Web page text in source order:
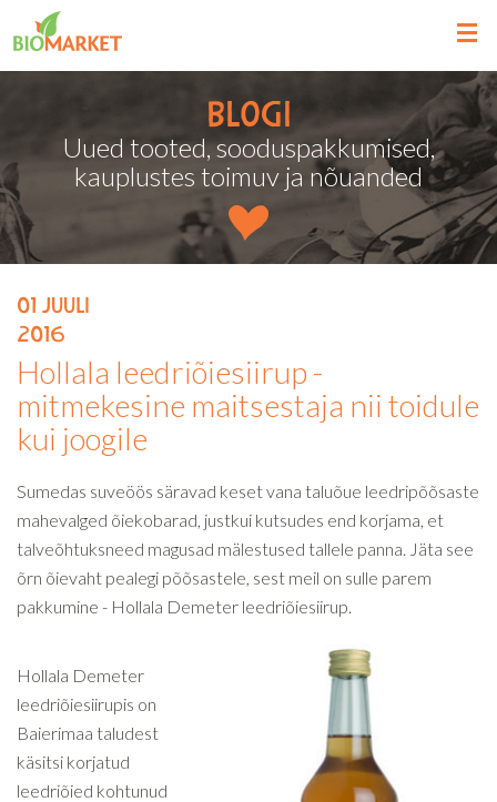
Blogi
Uued tooted, sooduspakkumised,
kauplustes toimuv ja nõuanded
01 juuli
2016
Hollala leedriõiesiirup -
mitmekesine maitsestaja nii toidule
kui joogile
Sumedas suveöös säravad keset vana taluõue leedripõõsaste
mahevalged õiekobarad, justkui kutsudes end korjama, et
talveõhtuksneed magusad mälestused tallele panna. Jäta see
õrn õievaht pealegi põõsastele, sest meil on sulle parem
pakkumine - Hollala Demeter leedriõiesiirup.
Hollala Demeter
leedriõiesiirupis on
Baierimaa taludest
käsitsi korjatud
leedriõied kohtunud